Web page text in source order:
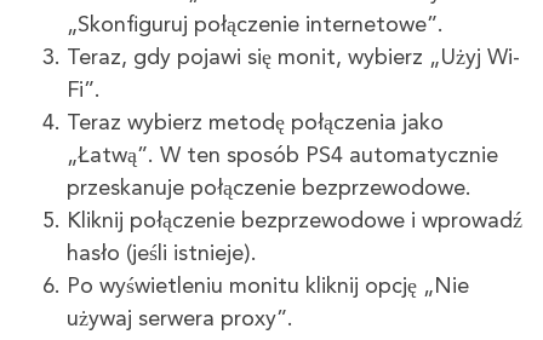
„Skonfiguruj połączenie internetowe”.
Teraz, gdy pojawi się monit, wybierz „Użyj Wi-
Fi”.
Teraz wybierz metodę połączenia jako
„Łatwą”. W ten sposób PS4 automatycznie
przeskanuje połączenie bezprzewodowe.
Kliknij połączenie bezprzewodowe i wprowadź
hasło (jeśli istnieje).
Po wyświetleniu monitu kliknij opcję „Nie
używaj serwera proxy”.